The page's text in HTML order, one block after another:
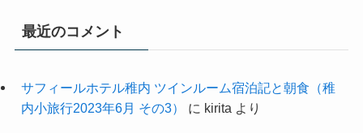
最近のコメント
サフィールホテル稚内 ツインルーム宿泊記と朝食（稚
内小旅行2023年6月 その3）
に kirita より